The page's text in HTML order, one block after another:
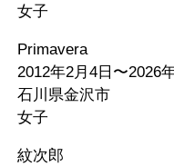
女子
Primavera
2012年2月4日〜2026
石川県金沢市
女子
紋次郎